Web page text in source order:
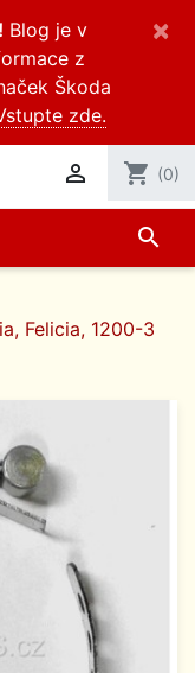
Blog je v
z
Škoda
zde.
×
 shopping_cart (0)
search
Felicia, 1200-3